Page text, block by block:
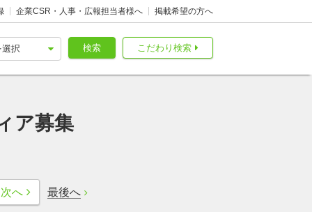
企業CSR・人事・広報担当者様へ 掲載希望の方へ
こだわり検索
検索
ア募集
次へ 最後へ